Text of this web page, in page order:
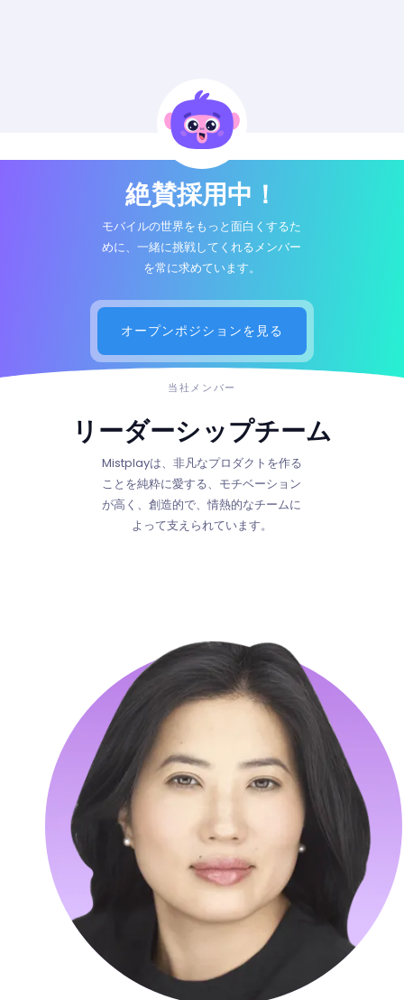
絶賛採用中！
モバイルの世界をもっと面白くするた
めに、一緒に挑戦してくれるメンバー
を常に求めています。
オープンポジションを見る
当社メンバー
リーダーシップチーム
Mistplayは、非凡なプロダクトを作る
ことを純粋に愛する、モチベーション
が高く、創造的で、情熱的なチームに
よって支えられています。